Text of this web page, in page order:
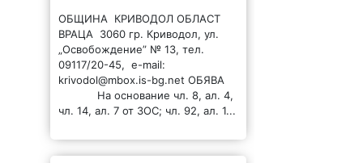
ОБЩИНА КРИВОДОЛ ОБЛАСТ
ВРАЦА 3060 гр. Криводол, ул.
„Освобождение” № 13, тел.
09117/20-45, e-mail:
krivodol@mbox.is-bg.net ОБЯВА
На основание чл. 8, ал. 4,
чл. 14, ал. 7 от ЗОС; чл. 92, ал. 1...